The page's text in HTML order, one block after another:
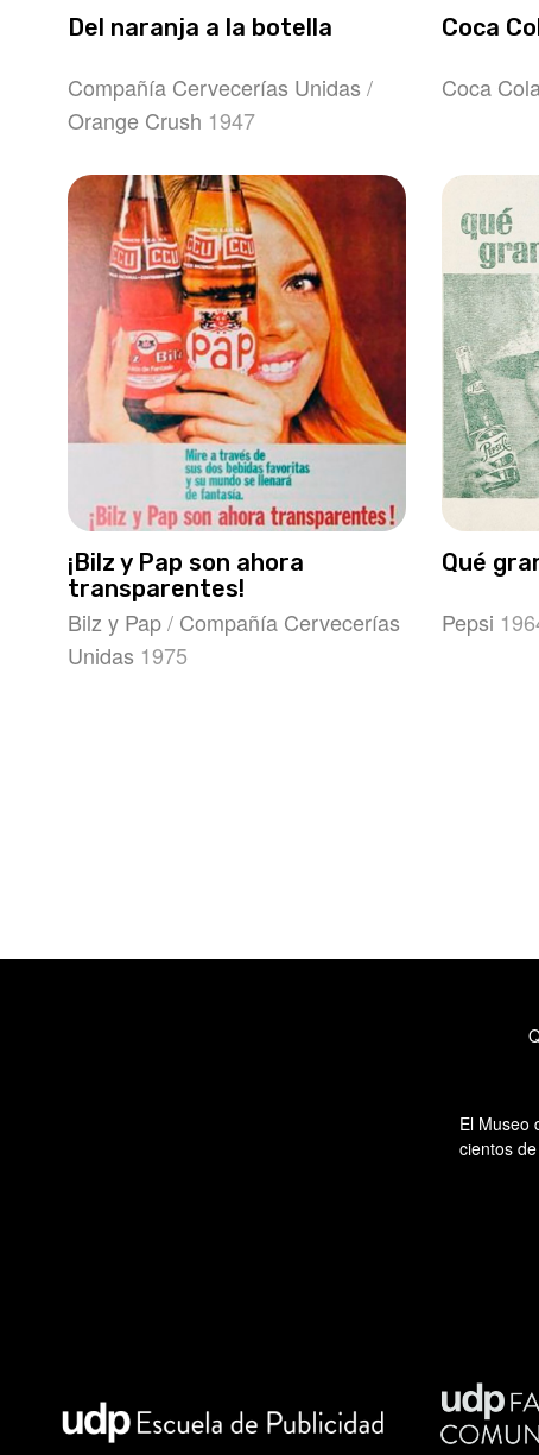
Del naranja a la botella
Compañía Cervecerías Unidas /
Orange Crush 1947
Coca
Coca
¡Bilz y Pap son ahora
transparentes!
Bilz y Pap/ Compañía Cervecerías
Unidas 1975
Qué
Pepsi
El Museo
cientos